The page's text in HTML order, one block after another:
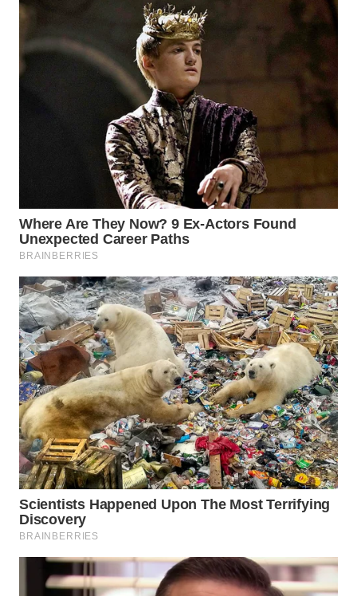
WN
NIAS
WN
LANGKAT
WN
TAPANULI
SELATAN
WN
TANJUNG
LESUNG
WN
WN